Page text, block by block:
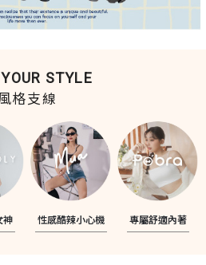
STYLE
格支線
神 性感酷辣小心機 專屬舒適內著